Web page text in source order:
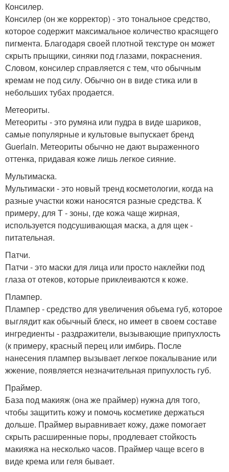
Консилер.
Консилер (он же корректор) - это тональное средство,
которое содержит максимальное количество красящего
пигмента. Благодаря своей плотной текстуре он может
скрыть прыщики, синяки под глазами, покраснения.
Словом, консилер справляется с тем, что обычным
кремам не под силу. Обычно он в виде стика или в
небольших тубах продается.
Метеориты.
Метеориты - это румяна или пудра в виде шариков,
самые популярные и культовые выпускает бренд
Guerlain. Метеориты обычно не дают выраженного
оттенка, придавая коже лишь легкое сияние.
Мультимаска.
Мультимаски - это новый тренд косметологии, когда на
разные участки кожи наносятся разные средства. К
примеру, для Т - зоны, где кожа чаще жирная,
используется подсушивающая маска, а для щек -
питательная.
Патчи.
Патчи - это маски для лица или просто наклейки под
глаза от отеков, которые приклеиваются к коже.
Плампер.
Плампер - средство для увеличения объема губ, которое
выглядит как обычный блеск, но имеет в своем составе
ингредиенты - раздражители, вызывающие припухлость
(к примеру, красный перец или имбирь. После
нанесения плампер вызывает легкое покалывание или
жжение, появляется незначительная припухлость губ.
Праймер.
База под макияж (она же праймер) нужна для того,
чтобы защитить кожу и помочь косметике держаться
дольше. Праймер выравнивает кожу, даже помогает
скрыть расширенные поры, продлевает стойкость
макияжа на несколько часов. Праймер чаще всего в
виде крема или геля бывает.